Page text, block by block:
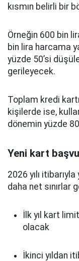
kısmın belirli bir
Örneğin 600 bin
bin lira harcama
yüzde 50’si
gerileyecek.
Toplam kredi
kişilerde ise,
dönemin yüzde
Yeni kart
2026 yılı
daha net sınırlar
İlk yıl kart
olacak
İkinci yıldan